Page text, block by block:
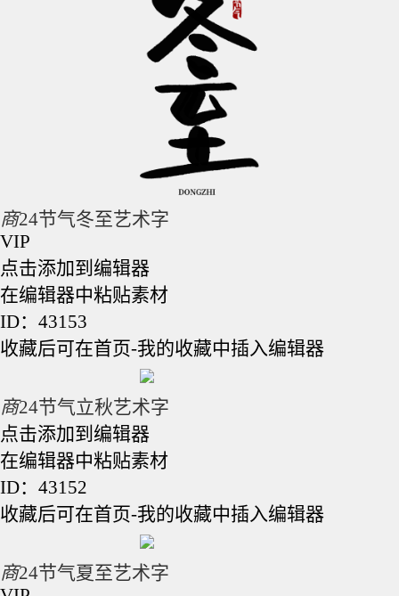
商24节气冬至艺术字
VIP
点击添加到编辑器
在编辑器中粘贴素材
ID：43153
收藏后可在首页-我的收藏中插入编辑器
商24节气立秋艺术字
点击添加到编辑器
在编辑器中粘贴素材
ID：43152
收藏后可在首页-我的收藏中插入编辑器
商24节气夏至艺术字